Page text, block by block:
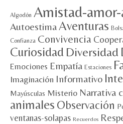
Algodón Amistad-
AutoestimaAventuras
Confianza Convivencia
Curiosidad Diversidad
Emociones Empatía Estaciones
Imaginación Informativo
Mayúsculas Misterio Narrativa
animales Observación
ventanas-solapas Recuerdos